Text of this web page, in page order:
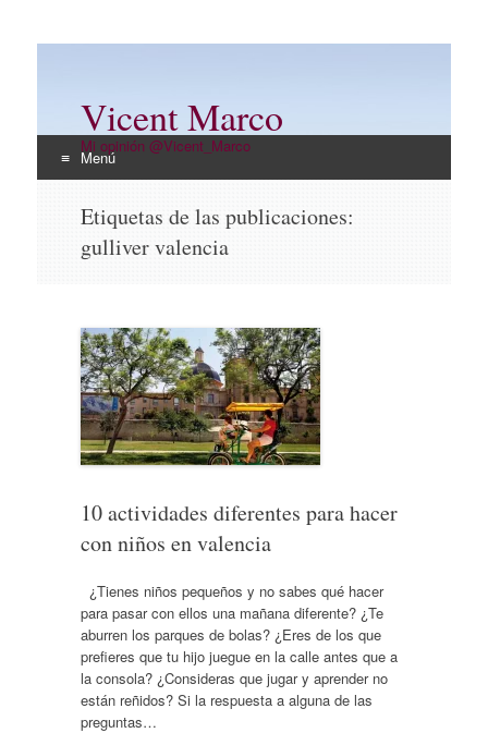
Vicent Marco
Mi opinión @Vicent_Marco
Menú
contenido
Etiquetas de las publicaciones:
gulliver valencia
10 actividades diferentes para hacer
con niños en valencia
¿Tienes niños pequeños y no sabes qué hacer
para pasar con ellos una mañana diferente? ¿Te
aburren los parques de bolas? ¿Eres de los que
prefieres que tu hijo juegue en la calle antes que a
la consola? ¿Consideras que jugar y aprender no
están reñidos? Si la respuesta a alguna de las
preguntas…